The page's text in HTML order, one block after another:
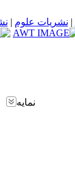
| نشریات علوم |
نمایه